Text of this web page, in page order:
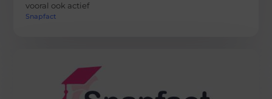
vooral ook actief
Snapfact